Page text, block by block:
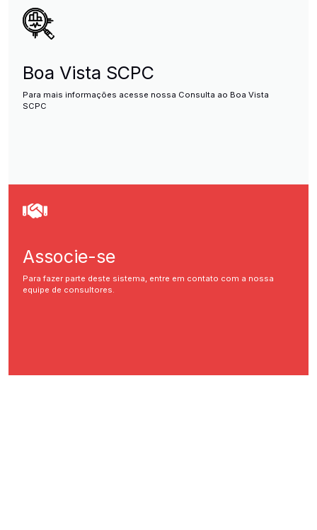
Boa Vista SCPC
Para mais informações acesse nossa Consulta ao Boa Vista
SCPC
Associe-se
Para fazer parte deste sistema, entre em contato com a nossa
equipe de consultores.